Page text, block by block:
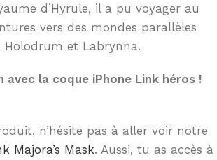
d’Hyrule, il a pu voyager au
vers des mondes parallèles
Holodrum et Labrynna.
avec la coque iPhone Link héros !
n’hésite pas à aller voir notre
Majora’s Mask. Aussi, tu as accès à